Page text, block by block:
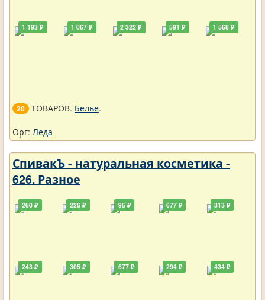
1 193 ₽ 1 067 ₽ 2 322 ₽ 591 ₽ 1 568 ₽
20 ТОВАРОВ. Белье.
Орг: Леда
СпивакЪ - натуральная косметика -
626. Разное
260 ₽
243 ₽
226 ₽
305 ₽
95 ₽
677 ₽
677 ₽
294 ₽
313 ₽
434 ₽